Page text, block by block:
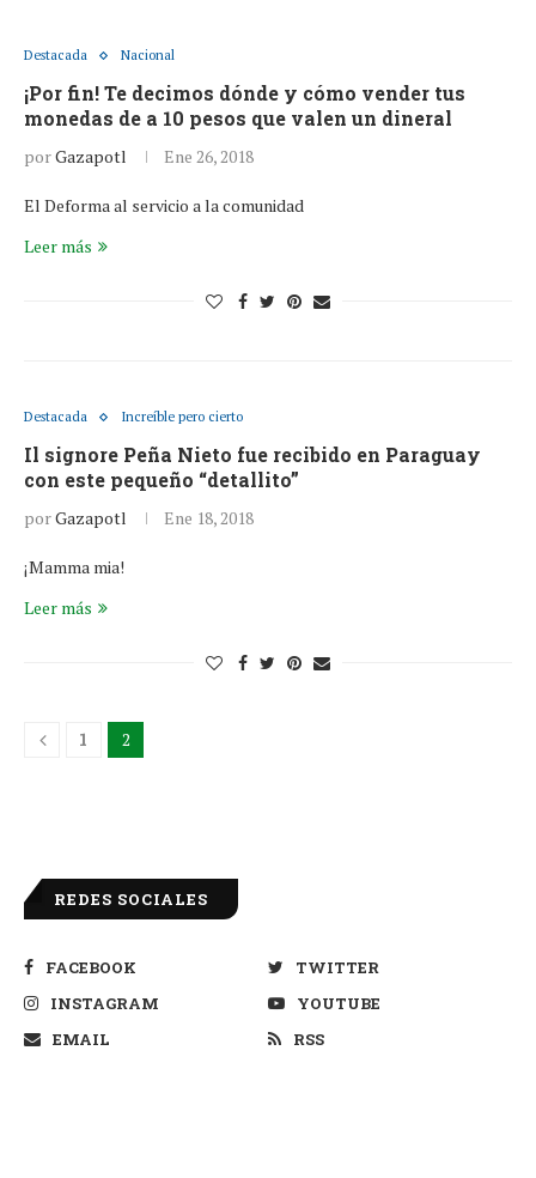
Destacada Nacional
¡Por fin! Te decimos dónde y cómo vender tus
monedas de a 10 pesos que valen un dineral
porGazapotl Ene 26, 2018
El Deforma al servicio a la comunidad
Leer más
Destacada Increíble pero cierto
Il signore Peña Nieto fue recibido en Paraguay
con este pequeño “detallito”
porGazapotl Ene 18, 2018
¡Mamma mia!
Leer más
1 2
REDES SOCIALES
FACEBOOK
TWITTER
INSTAGRAM
YOUTUBE
EMAIL
RSS